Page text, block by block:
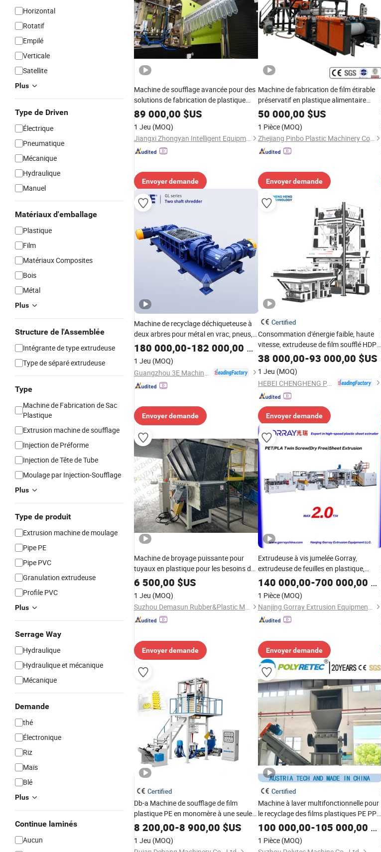
Horizontal
Rotatif
Empilé
Verticale
Satellite
Plus
Type de Driven
Électrique
Pneumatique
Mécanique
Hydraulique
Manuel
Matériaux d'emballage
Plastique
Film
Matériaux Composites
Bois
Métal
Plus
Structure de l'Assemblée
Intégrante de type extrudeuse
Type de séparé extrudeuse
Type
Machine de Fabrication de Sac
Plastique
Extrusion machine de soufflage
Injection de Préforme
Injection de Tête de Tube
Moulage par Injection-Soufflage
Plus
Type de produit
Extrusion machine de moulage
Pipe PE
Pipe PVC
Granulation extrudeuse
Profile PVC
Plus
Serrage Way
Hydraulique
Hydraulique et mécanique
Mécanique
Demande
thé
Électronique
Riz
Maïs
Blé
Plus
Continue laminés
Aucun
Machine de soufflage avancée pour des
solutions de fabrication de plastique
efficaces
89 000,00 $US
1 Jeu (MOQ)
Jiangxi Zhongyan Intelligent Equipment Co., Ltd.
Envoyer demande
Machine de fabrication de film étirable
préservatif en plastique alimentaire
LDPE LLDPE PE à une ou deux couches
50 000,00 $US
1 Pièce (MOQ)
Zhejiang Pinbo Plastic Machinery Co., Ltd.
Envoyer demande
Machine de recyclage déchiqueteuse à
deux arbres pour métal en vrac, pneus,
plastique PP, ligne de machine de
recyclage plastique
180 000,00-182 000,00
1 Jeu (MOQ)
Envoyer demande
Certified
Consommation d'énergie faible, haute
vitesse, extrudeuse de film soufflé HDPE
LDPE, machine à souffler film plastique
PE multicouche trois couches ABC
38 000,00-93 000,00 $US
1 Jeu (MOQ)
HEBEI CHENGHENG PLASTIC MACHINERY TECHNOLOGY CO., LTD.
Envoyer demande
Machine de broyage puissante pour
tuyaux en plastique pour les besoins de
construction et de recyclage
6 500,00 $US
1 Jeu (MOQ)
Suzhou Demasun Rubber&Plastic Machinery Co., Ltd.
Envoyer demande
Extrudeuse à vis jumelée Gorray,
extrudeuse de feuilles en plastique,
construction industrielle robuste,
machine d'extrusion
140 000,00-700 000,00
1 Pièce (MOQ)
Nanjing Gorray Extrusion Equipment LLC
Envoyer demande
Certified
Db-a Machine de soufflage de film
plastique PE en monomère à une seule
couche
8 200,00-8 900,00 $US
1 Jeu (MOQ)
Certified
Machine à laver multifonctionnelle pour
le recyclage des films plastiques PE PP
et des sacs tissés
100 000,00-105 000,00
1 Pièce (MOQ)